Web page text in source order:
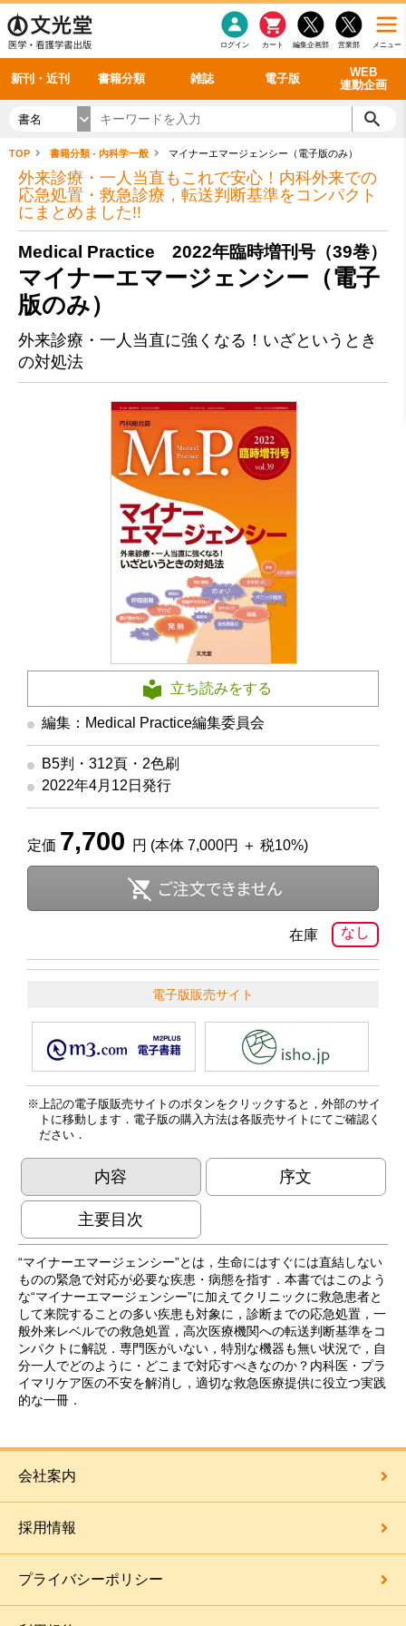
メニュー
営業部
編集企画部
カート
ログイン
新刊・近刊 書籍分類 雑誌 電子版
WEB
連動企画
感染症 老年医学
看護・介護
呼吸器
循環器
シリーズ一覧
雑誌投稿規定
理学療法
雑誌案内・年間購読 最新号 バックナンバー
電子書籍
電子雑誌
書籍「データに基づく臨床動作分析」WEB動画
書籍「眼手術学」WEB動画
書籍「神経症候学 II 改訂第二版」 WEB動画
新刊一覧
今後の発行予定
書名
TOP 書籍分類 - 内科学一般 マイナーエマージェンシー（電子版のみ）
外来診療・一人当直もこれで安心！内科外来での
応急処置・救急診療，転送判断基準をコンパクト
にまとめました!!
Medical Practice 2022年臨時増刊号（39巻）
マイナーエマージェンシー（電子
版のみ）
外来診療・一人当直に強くなる！いざというとき
の対処法
立ち読みをする
編集：Medical Practice編集委員会
B5判・312頁・2色刷
2022年4月12日発行
定価 7,700 円 (本体 7,000円 ＋ 税10%)
なし
在庫
電子版販売サイト
上記の電子版販売サイトのボタンをクリックすると，外部のサイ
トに移動します．電子版の購入方法は各販売サイトにてご確認く
ださい．
内容 序文
主要目次
“マイナーエマージェンシー”とは，生命にはすぐには直結しない
ものの緊急で対応が必要な疾患・病態を指す．本書ではこのよう
な“マイナーエマージェンシー”に加えてクリニックに救急患者と
して来院することの多い疾患も対象に，診断までの応急処置，一
般外来レベルでの救急処置，高次医療機関への転送判断基準をコ
ンパクトに解説．専門医がいない，特別な機器も無い状況で，自
分一人でどのように・どこまで対応すべきなのか？内科医・プラ
イマリケア医の不安を解消し，適切な救急医療提供に役立つ実践
的な一冊．
会社案内
採用情報
プライバシーポリシー